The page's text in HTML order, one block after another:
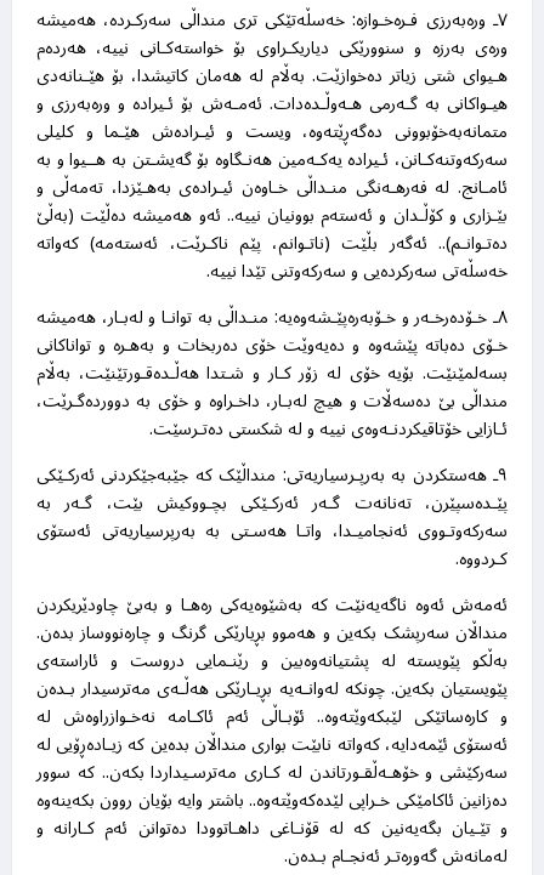
٧ـ ورەبەرزی فـرەخـوازە: خەسڵەتێکی تری منداڵی سەرکـردە، هەمیشە
ورەی بەرزە و سنوورێکی دیاریکـراوی بۆ خواستەکـانی نییە، هەردەم
هـیوای شتی زیاتر دەخوازێت. بەڵام لە هەمان کاتیشدا، بۆ هێـنانەدی
هیـواکانی بە گـەرمی هـەوڵـدەدات. ئەمـەش بۆ ئـیرادە و ورەبەرزی و
متمانەبەخۆبوونی دەگەڕێتەوە، ویست و ئیـرادەش هێـما و کلیلی
سەرکەوتنەکـانن، ئـیرادە یەکـەمین هەنـگاوە بۆ گەیشـتن بە هــیوا و بە
ئامـانج. لە فەرهـەنگی منـداڵی خـاوەن ئیـرادەی بەهـێزدا، تەمەڵی و
بێـزاری و کۆڵـدان و ئەستەم بوونیان نییە.. ئەو هەمیشە دەڵێت (بەڵێ
دەتـوانـم).. ئەگەر بڵێت (ناتـوانم، پێم ناکـرێت، ئەستەمە) کەواتە
خەسڵەتی سەرکردەیی و سەرکەوتنی تێدا نییە.
٨ـ خـۆدەرخـەر و خـۆبەرەپێـشەوەیە: منـداڵی بە توانـا و لەبـار، هەمیشە
خـۆی دەباتە پێشەوە و دەیەوێت خۆی دەربخات و بەهـرە و تواناکانی
بسەلمێنێت. بۆیە خۆی لە زۆر کـار و شـتدا هەڵـدەقـورتێنێت، بەڵام
منداڵی بێ دەسەڵات و هیچ لەبـار، داخـراوە و خۆی بە دووردەگـرێت،
ئـازایی خۆتاقیکردنـەوەی نییە و لە شکستی دەتـرسێت.
٩ـ هەستکردن بە بەرپـرسیاریەتی: منداڵێک کە جێبەجێکردنی ئەرکـێکی
پێـدەسپێرن، تەنانەت گـەر ئەرکـێکی بچـووکیش بێت، گـەر بە
سەرکەوتـووی ئەنجامیـدا، واتـا هەسـتی بە بەرپرسیاریەتی ئەستۆی
کـردووە.
ئەمەش ئەوە ناگەیەنێت کە بەشێوەیەکی رەهـا و بەبێ چاودێریکردن
منداڵان سەرپشک بکەین و هەموو بڕیارێکی گرنگ و چارەنووساز بدەن.
بەڵکو پێویستە لە پشتیانەوەبین و رێنـمایی دروست و ئاراستەی
پێویستیان بکەین. چونکە لەوانـەیە بڕیـارێکی هەڵـەی مەترسیدار بـدەن
و کارەساتێکی لێبکەوێتەوە.. ئۆبـاڵی ئەم ئاکـامە نەخـوازراوەش لە
ئەستۆی ئێمەدایە، کەواتە نابێت بواری منداڵان بدەین کە زیـادەڕۆیی لە
سەرکێشی و خۆهـەڵقـورتاندن لە کـاری مەترسـیداردا بکەن.. کە سوور
دەزانین ئاکامێکی خـراپی لێدەکەوێتەوە.. باشتر وایە بۆیان روون بکەینەوە
و تێـیان بگەیەنین کە لە قۆنـاغی داهـاتوودا دەتوانن ئەم کـارانە و
لەمانەش گەورەتـر ئەنجـام بـدەن.